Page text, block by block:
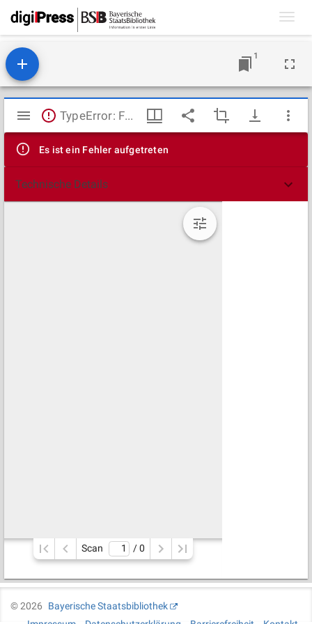
1
Mirador
Viewer
TypeError: Failed to fetch
Es ist ein Fehler aufgetreten
Technische Details
Scan / 0
©2026
Bayerische Staatsbibliothek